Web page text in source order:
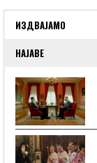
ИЗДВАЈАМО
НАЈАВЕ